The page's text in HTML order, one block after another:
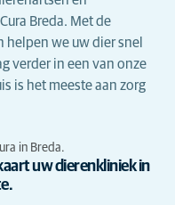
Breda. Met de
helpen we uw dier snel
verder in een van onze
is het meeste aan zorg
in Breda.
uw dierenkliniek in